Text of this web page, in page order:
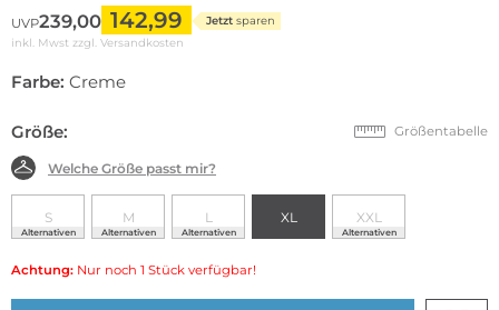
UVP239,00 142,99 Jetzt sparen
inkl. Mwst zzgl. Versandkosten
Farbe: Creme
Größe: Größentabelle
Welche Größe passt mir?
S
Alternativen
M
Alternativen
L
Alternativen
XL XXL
Alternativen
Achtung: Nur noch 1 Stück verfügbar!